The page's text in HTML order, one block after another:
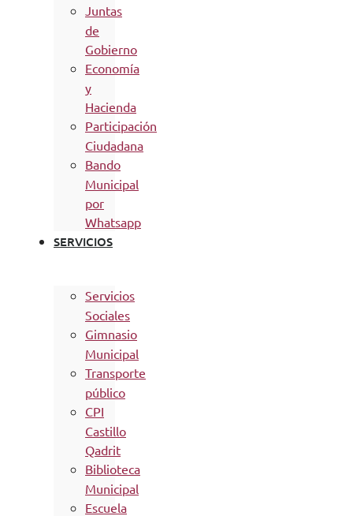
Juntas
de
Gobierno
Economía
y
Hacienda
Participación
Ciudadana
Bando
Municipal
por
Whatsapp
SERVICIOS
Servicios
Sociales
Gimnasio
Municipal
Transporte
público
CPI
Castillo
Qadrit
Biblioteca
Municipal
Escuela